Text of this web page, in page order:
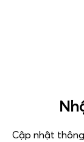
Cập nhật